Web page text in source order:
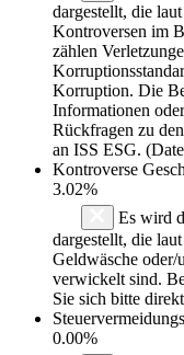
dargestellt, die
Kontroversen im
zählen
Korruption. Die
Informationen
Rückfragen zu
an ISS ESG.
Kontroverse
3.02%
Es wird
dargestellt, die
Geldwäsche oder/
verwickelt sind.
Sie sich bitte
0.00%